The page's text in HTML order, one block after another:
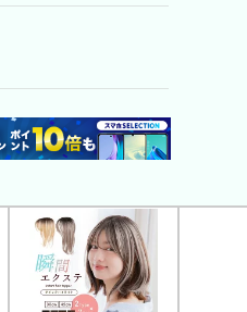
(2)
(1)
(1)